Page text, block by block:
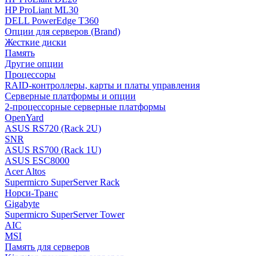
HP ProLiant ML30
DELL PowerEdge T360
Опции для серверов (Brand)
Жесткие диски
Память
Другие опции
Процессоры
RAID-контроллеры, карты и платы управления
Серверные платформы и опции
2-процессорные серверные платформы
OpenYard
ASUS RS720 (Rack 2U)
SNR
ASUS RS700 (Rack 1U)
ASUS ESC8000
Acer Altos
Supermicro SuperServer Rack
Норси-Транс
Gigabyte
Supermicro SuperServer Tower
AIC
MSI
Память для серверов